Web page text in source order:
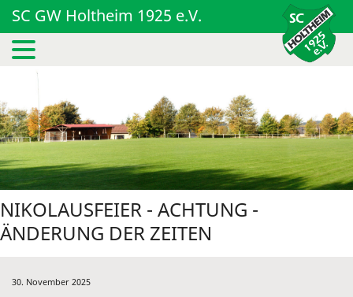
SC GW Holtheim 1925 e.V.
NIKOLAUSFEIER - ACHTUNG -
ÄNDERUNG DER ZEITEN
30. November 2025